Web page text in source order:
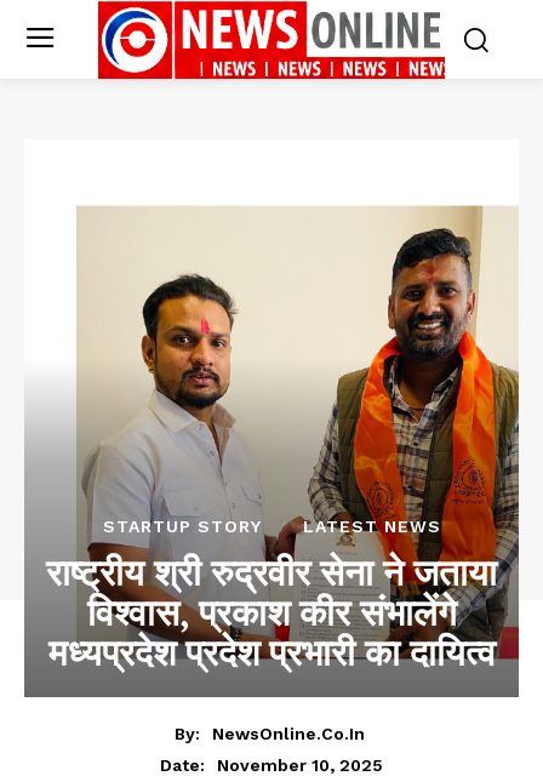
STARTUP STORY LATEST NEWS
राष्ट्रीय श्री रुद्रवीर सेना ने जताया
विश्वास, प्रकाश कीर संभालेंगे
मध्यप्रदेश प्रदेश प्रभारी का दायित्व
By:
NewsOnline.co.in
Date:
November 10, 2025